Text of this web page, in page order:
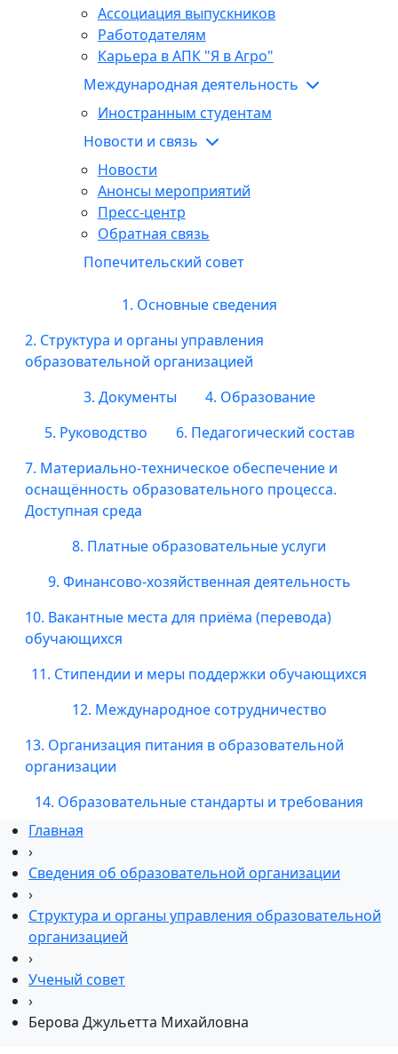
Ассоциация выпускников
Работодателям
Карьера в АПК "Я в Агро"
Международная деятельность
Иностранным студентам
Новости и связь
Новости
Анонсы мероприятий
Пресс-центр
Обратная связь
Попечительский совет
1. Основные сведения
2. Структура и органы управления
образовательной организацией
3. Документы
4. Образование
5. Руководство
6. Педагогический состав
7. Материально-техническое обеспечение и
оснащённость образовательного процесса.
Доступная среда
8. Платные образовательные услуги
9. Финансово-хозяйственная деятельность
10. Вакантные места для приёма (перевода)
обучающихся
11. Стипендии и меры поддержки обучающихся
12. Международное сотрудничество
13. Организация питания в образовательной
организации
14. Образовательные стандарты и требования
Главная
›
Сведения об образовательной организации
›
Структура и органы управления образовательной
организацией
›
Ученый совет
›
Берова Джульетта Михайловна